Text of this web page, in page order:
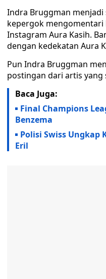
Indra Bruggman
kepergok
Instagram Aura Kasih.
dengan kedekatan Aura
Pun Indra Bruggman
postingan dari artis yang
Baca Juga:
Final Champions
Benzema
Polisi Swiss Ungkap
Eril